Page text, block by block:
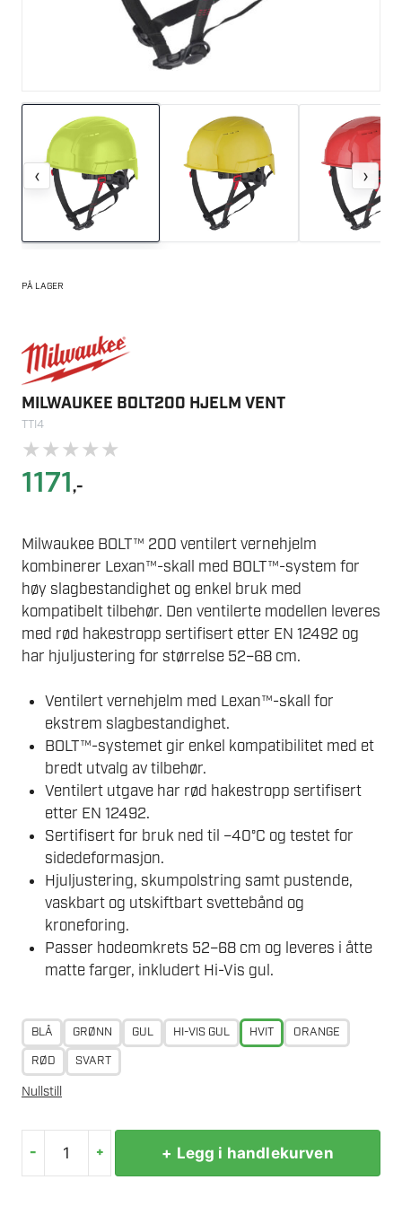
‹ ›
PÅ LAGER
MILWAUKEE BOLT200 HJELM VENT
TTI4
★★★★★
1171,-
Milwaukee BOLT™ 200 ventilert vernehjelm
kombinerer Lexan™-skall med BOLT™-system for
høy slagbestandighet og enkel bruk med
kompatibelt tilbehør. Den ventilerte modellen leveres
med rød hakestropp sertifisert etter EN 12492 og
har hjuljustering for størrelse 52–68 cm.
Ventilert vernehjelm med Lexan™-skall for
ekstrem slagbestandighet.
BOLT™-systemet gir enkel kompatibilitet med et
bredt utvalg av tilbehør.
Ventilert utgave har rød hakestropp sertifisert
etter EN 12492.
Sertifisert for bruk ned til –40°C og testet for
sidedeformasjon.
Hjuljustering, skumpolstring samt pustende,
vaskbart og utskiftbart svettebånd og
kroneforing.
Passer hodeomkrets 52–68 cm og leveres i åtte
matte farger, inkludert Hi-Vis gul.
BLÅ GRØNN GUL HI-VIS GUL HVIT
ORANGE
RØD
SVART
Nullstill
-
MILWAUKEE
+ + Legg i handlekurven